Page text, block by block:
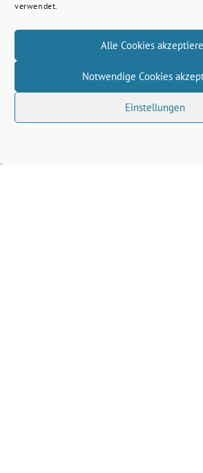
verwendet.
Alle Cookies
Notwendige Cookies
Einstellungen